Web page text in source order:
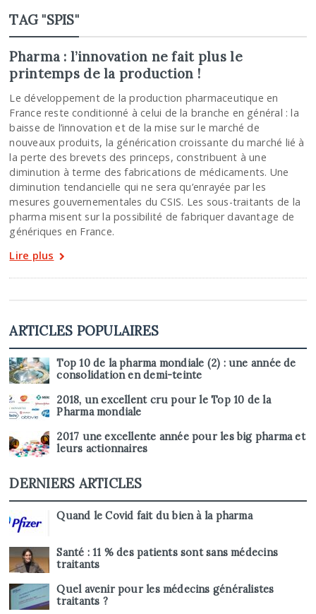
TAG "SPIS"
Pharma : l’innovation ne fait plus le
printemps de la production !
Le développement de la production pharmaceutique en
France reste conditionné à celui de la branche en général : la
baisse de l’innovation et de la mise sur le marché de
nouveaux produits, la générication croissante du marché lié à
la perte des brevets des princeps, constribuent à une
diminution à terme des fabrications de médicaments. Une
diminution tendancielle qui ne sera qu’enrayée par les
mesures gouvernementales du CSIS. Les sous-traitants de la
pharma misent sur la possibilité de fabriquer davantage de
génériques en France.
Lire plus
ARTICLES POPULAIRES
Top 10 de la pharma mondiale (2) : une année de
consolidation en demi-teinte
2018, un excellent cru pour le Top 10 de la
Pharma mondiale
2017 une excellente année pour les big pharma et
leurs actionnaires
DERNIERS ARTICLES
Quand le Covid fait du bien à la pharma
Santé : 11 % des patients sont sans médecins
traitants
Quel avenir pour les médecins généralistes
traitants ?